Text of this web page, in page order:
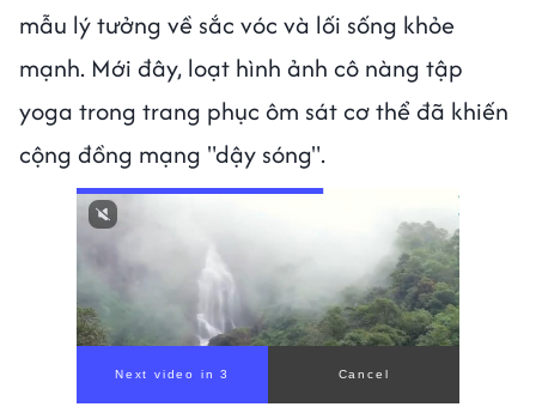
mẫu lý tưởng về sắc vóc và lối sống khỏe
mạnh. Mới đây, loạt hình ảnh cô nàng tập
yoga trong trang phục ôm sát cơ thể đã khiến
cộng đồng mạng "dậy sóng".
Next video in 1 Cancel